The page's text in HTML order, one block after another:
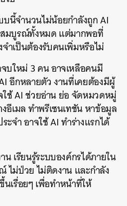
นี้จำนวนไม่น้อยกำลังถูก AI
มบูรณ์ทั้งหมด แต่มากพอที่
ำเป็นต้องรับคนเพิ่มหรือไม่
บใหม่ 3 คน อาจเหลือคนมี
อีกหลายตัว งานที่เคยต้องมีผู้
ใช้ AI ช่วยอ่าน ย่อ จัดหมวดหมู่
อีเมล ทำพรีเซนเทชัน หาข้อมูล
ะจำ อาจใช้ AI ทำร่างแรกได้
น เรียนรู้ระบบองค์กรได้ภายใน
ไม่ป่วย ไม่ติดงาน และกำลัง
นเรื่อยๆ เพื่อทำหน้าที่ให้